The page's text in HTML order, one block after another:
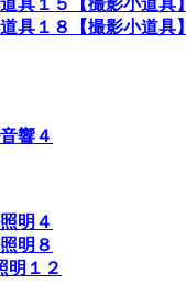
具１５【撮影小道具】
具１８【撮影小道具】
響４
明４
明８
明１２